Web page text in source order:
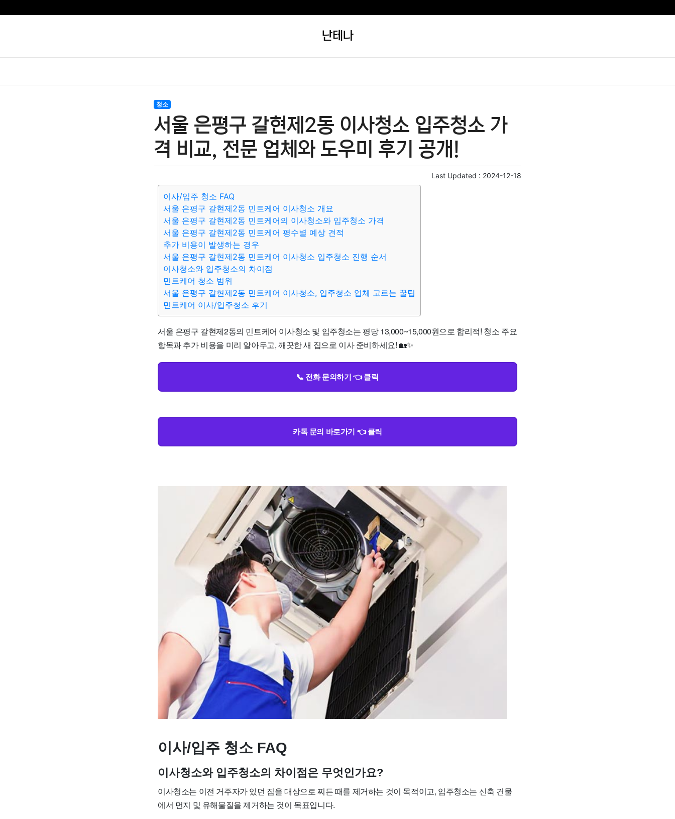
난테나
청소
서울 은평구 갈현제2동 이사청소 입주청소 가
격 비교, 전문 업체와 도우미 후기 공개!
Last Updated : 2024-12-18
이사/입주 청소 FAQ
서울 은평구 갈현제2동 민트케어 이사청소 개요
서울 은평구 갈현제2동 민트케어의 이사청소와 입주청소 가격
서울 은평구 갈현제2동 민트케어 평수별 예상 견적
추가 비용이 발생하는 경우
서울 은평구 갈현제2동 민트케어 이사청소 입주청소 진행 순서
이사청소와 입주청소의 차이점
민트케어 청소 범위
서울 은평구 갈현제2동 민트케어 이사청소, 입주청소 업체 고르는 꿀팁
민트케어 이사/입주청소 후기
서울 은평구 갈현제2동의 민트케어 이사청소 및 입주청소는 평당 13,000~15,000원으로 합리적! 청소 주요
항목과 추가 비용을 미리 알아두고, 깨끗한 새 집으로 이사 준비하세요! 🏡✨
📞 전화 문의하기 👈 클릭
카톡 문의 바로가기 👈 클릭
이사/입주 청소 FAQ
이사청소와 입주청소의 차이점은 무엇인가요?
이사청소는 이전 거주자가 있던 집을 대상으로 찌든 때를 제거하는 것이 목적이고, 입주청소는 신축 건물
에서 먼지 및 유해물질을 제거하는 것이 목표입니다.